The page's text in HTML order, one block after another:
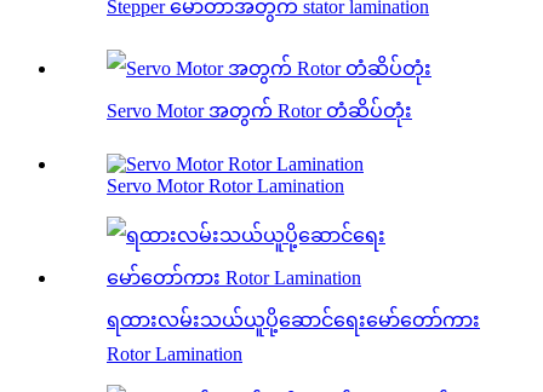
Stepper မော်တာအတွက် stator lamination
Servo Motor အတွက် Rotor တံဆိပ်တုံး
Servo Motor Rotor Lamination
ရထားလမ်းသယ်ယူပို့ဆောင်ရေးမော်တော်ကား
Rotor Lamination